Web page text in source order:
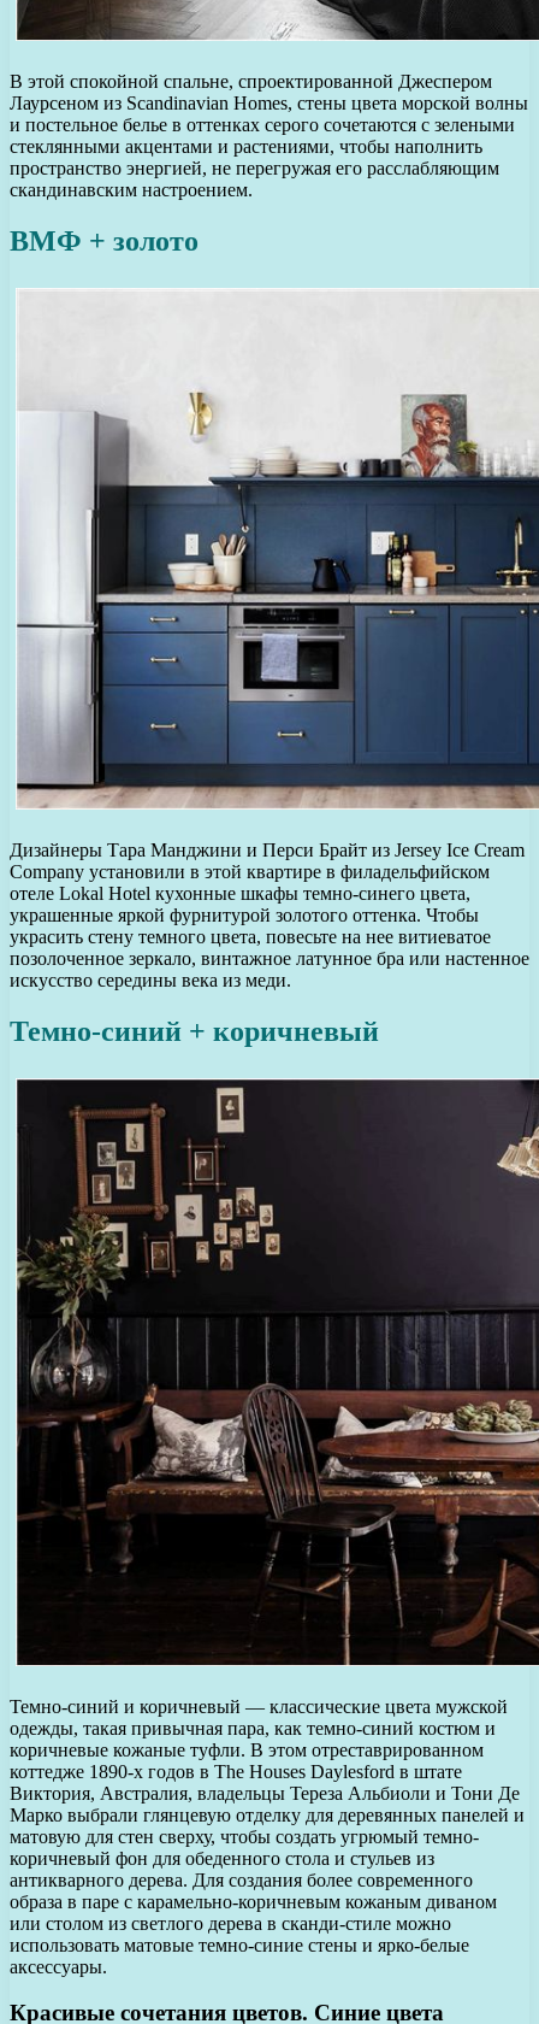
В этой спокойной спальне, спроектированной Джеспером
Лаурсеном из Scandinavian Homes, стены цвета морской волны
и постельное белье в оттенках серого сочетаются с зелеными
стеклянными акцентами и растениями, чтобы наполнить
пространство энергией, не перегружая его расслабляющим
скандинавским настроением.
ВМФ + золото
Дизайнеры Тара Манджини и Перси Брайт из Jersey Ice Cream
Company установили в этой квартире в филадельфийском
отеле Lokal Hotel кухонные шкафы темно-синего цвета,
украшенные яркой фурнитурой золотого оттенка. Чтобы
украсить стену темного цвета, повесьте на нее витиеватое
позолоченное зеркало, винтажное латунное бра или настенное
искусство середины века из меди.
Темно-синий + коричневый
Темно-синий и коричневый — классические цвета мужской
одежды, такая привычная пара, как темно-синий костюм и
коричневые кожаные туфли. В этом отреставрированном
коттедже 1890-х годов в The Houses Daylesford в штате
Виктория, Австралия, владельцы Тереза Альбиоли и Тони Де
Марко выбрали глянцевую отделку для деревянных панелей и
матовую для стен сверху, чтобы создать угрюмый темно-
коричневый фон для обеденного стола и стульев из
антикварного дерева. Для создания более современного
образа в паре с карамельно-коричневым кожаным диваном
или столом из светлого дерева в сканди-стиле можно
использовать матовые темно-синие стены и ярко-белые
аксессуары.
Красивые сочетания цветов. Синие цвета